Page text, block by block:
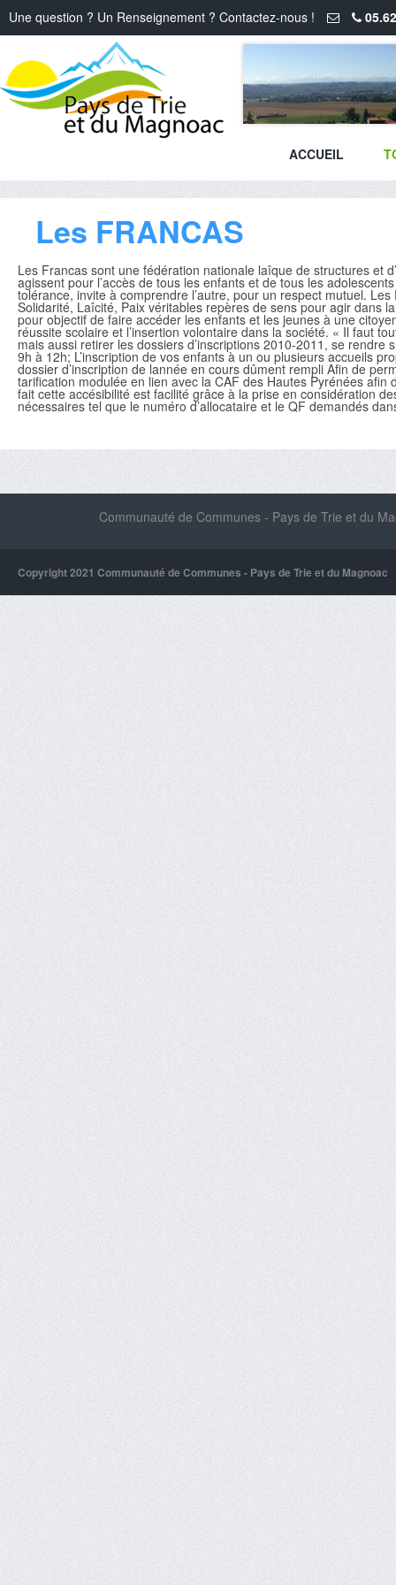
Une question ? Un Renseignement ? Contactez-nous !
ACCUEIL
Les FRANCAS
Les Francas sont une fédération nationale laîque de structures et
agissent pour l’accès de tous les enfants et de tous les
tolérance, invite à comprendre l’autre, pour un respect mutuel.
Solidarité, Laîcité, Paix véritables repères de sens pour agir dans
pour objectif de faire accéder les enfants et les jeunes à une
réussite scolaire et l’insertion volontaire dans la société. « Il faut
mais aussi retirer les dossiers d’inscriptions 2010-2011, se rendre
9h à 12h; L’inscription de vos enfants à un ou plusieurs accueils
dossier d’inscription de lannée en cours dûment rempli Afin de
tarification modulée en lien avec la CAF des Hautes Pyrénées
fait cette accésibilité est facilité grâce à la prise en considération
nécessaires tel que le numéro d’allocataire et le QF demandés
Communauté de Communes - Pays de Trie et du
Copyright 2021 Communauté de Communes - Pays de Trie et du Magnoac